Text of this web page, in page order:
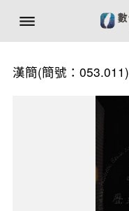
漢簡(簡號：053.011)